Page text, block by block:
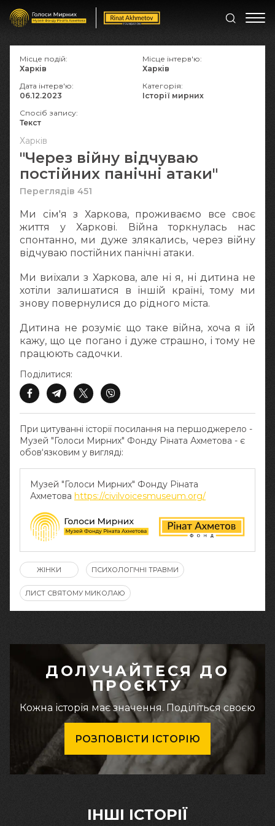
Харків
"Через війну відчуваю
постійних панічні атаки"
Переглядів 451
Ми сім'я з Харкова, проживаємо все своє
життя у Харкові. Війна торкнулась нас
спонтанно, ми дуже злякались, через війну
відчуваю постійних панічні атаки.
Ми виїхали з Харкова, але ні я, ні дитина не
хотіли залишатися в іншій країні, тому ми
знову повернулися до рідного міста.
Дитина не розуміє що таке війна, хоча я їй
кажу, що це погано і дуже страшно, і тому не
працюють садочки.
При цитуванні історії посилання на першоджерело -
Музей "Голоси Мирних" Фонду Ріната Ахметова - є
обов‘язковим у вигляді:
Музей "Голоси Мирних" Фонду Ріната
Ахметова https://civilvoicesmuseum.org/
Поділитися:
Місце подій:
Харків
Місце інтерв'ю:
Харків
Дата інтерв'ю:
06.12.2023
Категорія:
Історії мирних
Спосіб запису:
Текст
ЖІНКИ ПСИХОЛОГІЧНІ ТРАВМИ
ЛИСТ СВЯТОМУ МИКОЛАЮ
ДОЛУЧАЙТЕСЯ ДО
ПРОЄКТУ
Кожна історія має значення. Поділіться своєю
РОЗПОВІСТИ ІСТОРІЮ
ІНШІ ІСТОРІЇ